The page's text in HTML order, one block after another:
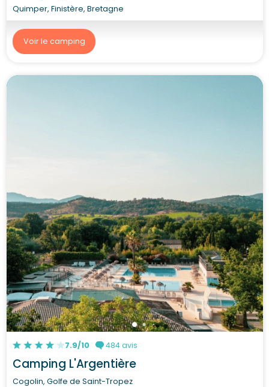
Quimper, Finistère, Bretagne
Voir le camping
7.9/10 484 avis
Camping L'Argentière
Cogolin, Golfe de Saint-Tropez